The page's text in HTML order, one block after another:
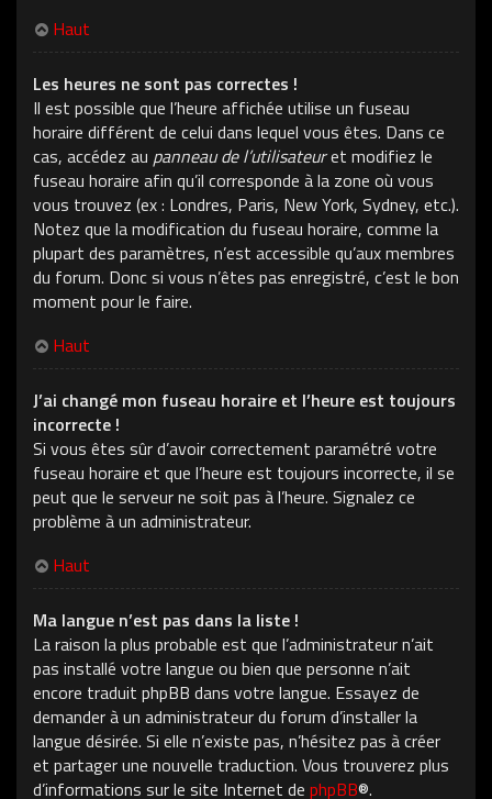
Haut
Les heures ne sont pas correctes !
Il est possible que l’heure affichée utilise un fuseau
horaire différent de celui dans lequel vous êtes. Dans ce
cas, accédez au panneau de l’utilisateuret modifiez le
fuseau horaire afin qu’il corresponde à la zone où vous
vous trouvez (ex : Londres, Paris, New York, Sydney, etc.).
Notez que la modification du fuseau horaire, comme la
plupart des paramètres, n’est accessible qu’aux membres
du forum. Donc si vous n’êtes pas enregistré, c’est le bon
moment pour le faire.
Haut
J’ai changé mon fuseau horaire et l’heure est toujours
incorrecte !
Si vous êtes sûr d’avoir correctement paramétré votre
fuseau horaire et que l’heure est toujours incorrecte, il se
peut que le serveur ne soit pas à l’heure. Signalez ce
problème à un administrateur.
Haut
Ma langue n’est pas dans la liste !
La raison la plus probable est que l’administrateur n’ait
pas installé votre langue ou bien que personne n’ait
encore traduit phpBB dans votre langue. Essayez de
demander à un administrateur du forum d’installer la
langue désirée. Si elle n’existe pas, n’hésitez pas à créer
et partager une nouvelle traduction. Vous trouverez plus
d’informations sur le site Internet de phpBB®.